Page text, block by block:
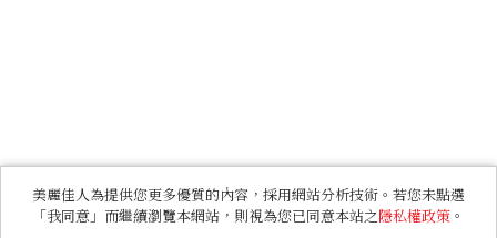
美麗佳人為提供您更多優質的內容，採用網站分析技術。若您未點選
「我同意」而繼續瀏覽本網站，則視為您已同意本站之隱私權政策 。